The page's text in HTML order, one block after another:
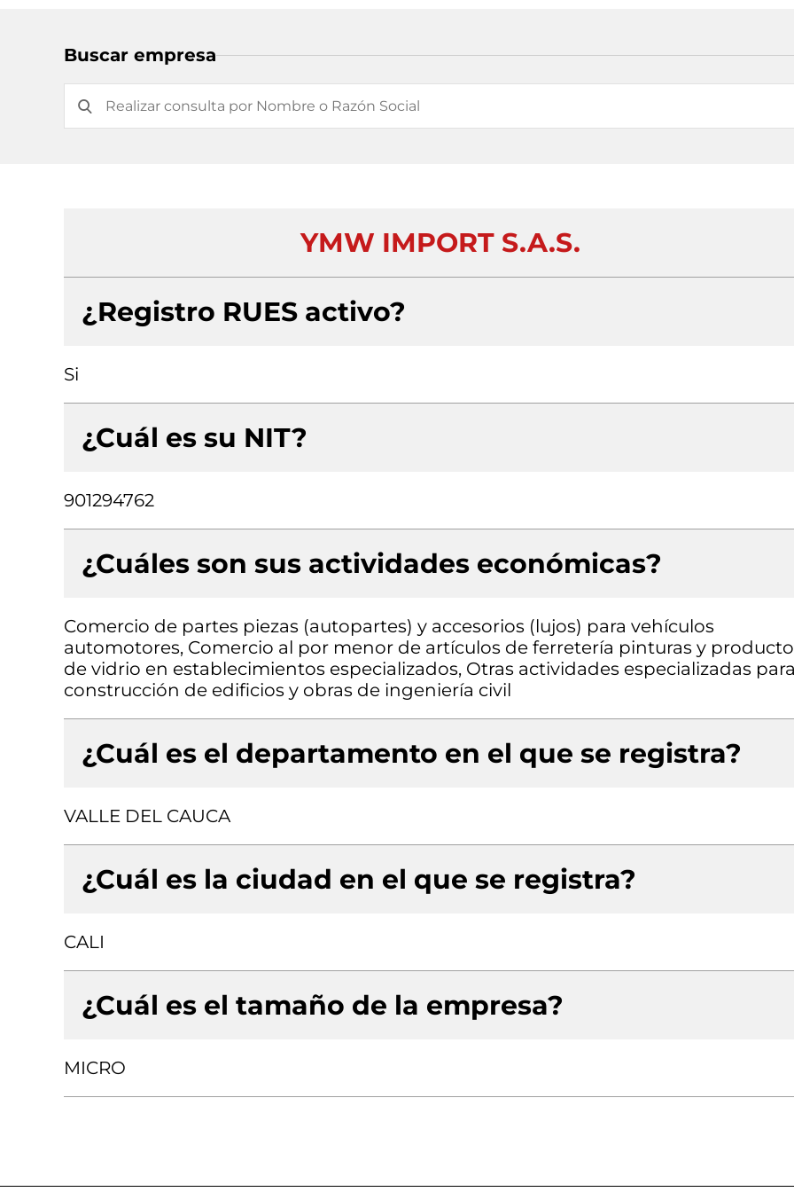
Buscar empresa
YMW IMPORT S.A.S.
¿Registro RUES activo?
Si
¿Cuál es su NIT?
901294762
¿Cuáles son sus actividades económicas?
Comercio de partes piezas (autopartes) y accesorios (lujos) para vehículos
automotores, Comercio al por menor de artículos de ferretería pinturas y
de vidrio en establecimientos especializados, Otras actividades especializadas
construcción de edificios y obras de ingeniería civil
¿Cuál es el departamento en el que se registra?
VALLE DEL CAUCA
¿Cuál es la ciudad en el que se registra?
CALI
¿Cuál es el tamaño de la empresa?
MICRO